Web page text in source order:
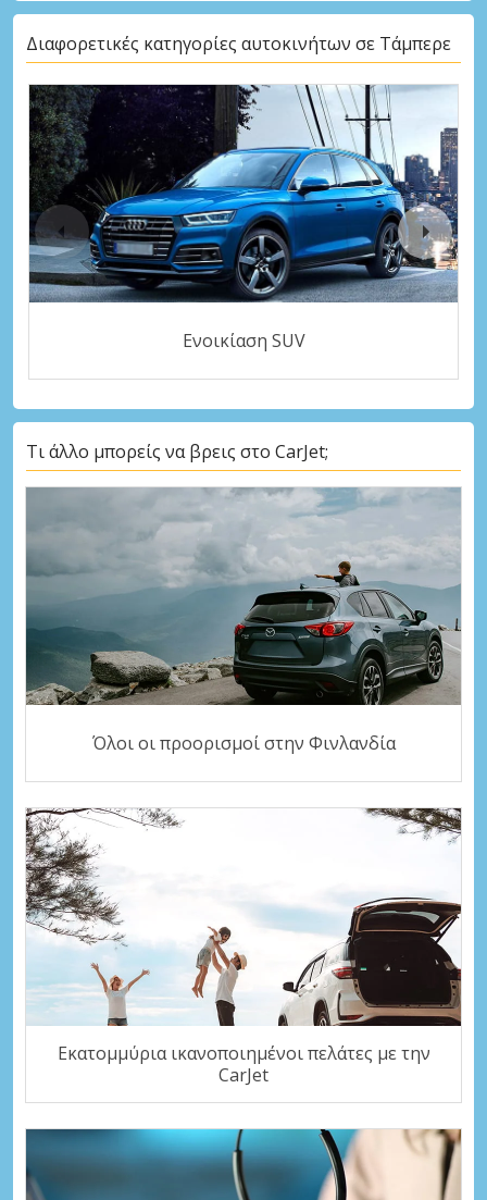
Διαφορετικές κατηγορίες αυτοκινήτων σε Τάμπερε
Ενοικίαση SUV
Τι άλλο μπορείς να βρεις στο CarJet;
Όλοι οι προορισμοί στην Φινλανδία
Εκατομμύρια ικανοποιημένοι πελάτες με την
CarJet